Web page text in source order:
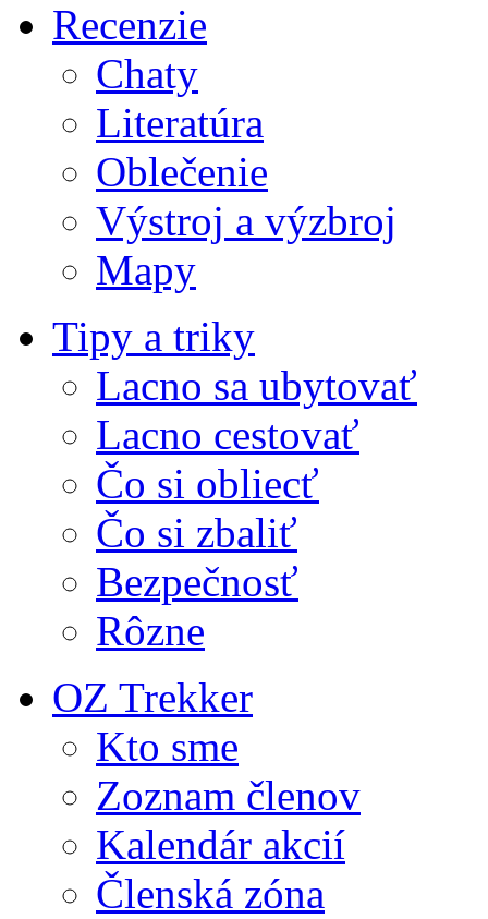
Recenzie
Chaty
Literatúra
Oblečenie
Výstroj a výzbroj
Mapy
Tipy a triky
Lacno sa ubytovať
Lacno cestovať
Čo si obliecť
Čo si zbaliť
Bezpečnosť
Rôzne
OZ Trekker
Kto sme
Zoznam členov
Kalendár akcií
Členská zóna